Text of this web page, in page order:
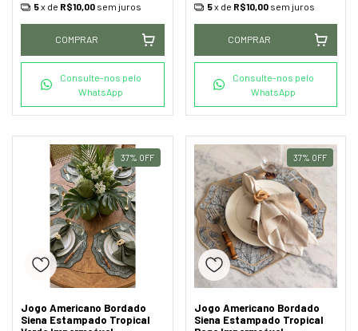
5x de R$10,00 sem juros
COMPRAR
Consulte-nos pelo
WhatsApp
5x de R$10,00 sem juros
COMPRAR
Consulte-nos pelo
WhatsApp
37% OFF
Jogo Americano Bordado
Siena Estampado Tropical
37% OFF
Jogo Americano Bordado
Siena Estampado Tropical